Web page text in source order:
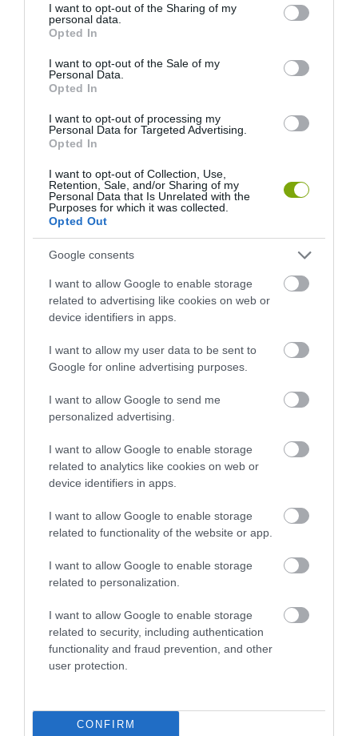
not limited to your visit or usage behaviour. You may click to
grant or deny consent to Google and its third-party tags to
use your data for below specified purposes in below Google
consent section.
I want to opt-out of the Sharing of my
personal data.
Opted In
I want to opt-out of the Sale of my
Personal Data.
Opted In
I want to opt-out of processing my
Personal Data for Targeted Advertising.
Opted In
I want to opt-out of Collection, Use,
Retention, Sale, and/or Sharing of my
Personal Data that Is Unrelated with the
Purposes for which it was collected.
Opted Out
Google consents
I want to allow Google to enable storage
related to advertising like cookies on web or
device identifiers in apps.
I want to allow my user data to be sent to
Google for online advertising purposes.
I want to allow Google to send me
personalized advertising.
I want to allow Google to enable storage
related to analytics like cookies on web or
device identifiers in apps.
I want to allow Google to enable storage
related to functionality of the website or app.
I want to allow Google to enable storage
related to personalization.
I want to allow Google to enable storage
related to security, including authentication
functionality and fraud prevention, and other
user protection.
CONFIRM
TALÁLKOZÁSA
2026-08-04
ALATTA A TERMÉSZETTEL?
A TERMÉSZET NEM SZERETI
AZ EGYHANGÚSÁGOT: A
ASZÁLY IDEJÉN IS OKOSABB
STRATÉGIA
A TUDÓSOK 262 ÚJ FAJT
NEVEZTEK MEG, ÉS A FÖLD
KORAI MÉG MINDENTUDÓNAK
HINNI MAGUNKAT
A NÖVÉNYEK IS KÖLTÖZNEK
BETOLAKODÓK, CSAK NEM
BŐRÖNDDEL
EGY ÖREG TÖLGY NEM CSAK
ÉTTEREM ÉS MENEDÉK